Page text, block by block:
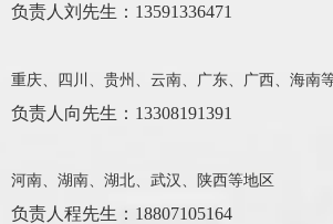
负责人 刘先生 ：13591336471
重庆、四川、贵州、云南、广东、广西、海南
负责人 向先生：13308191391
河南、湖南、湖北、武汉、陕西等地区
负责人程先生：18807105164